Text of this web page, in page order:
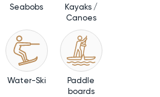
Seabobs
Kayaks /
Canoes
Water-Ski
Paddle
boards